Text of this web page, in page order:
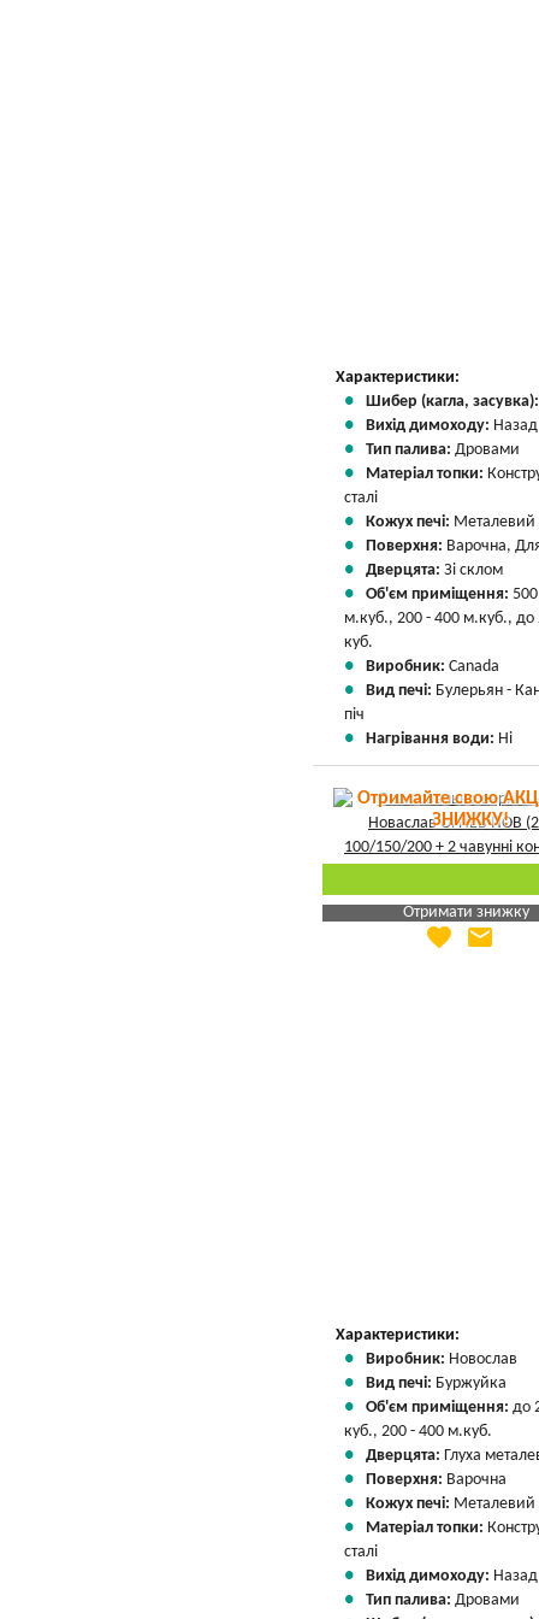
Характеристики:
Шибер (кагла,
Вихід димоходу: Назад
Тип палива: Дровами
Матеріал топки:
сталі
Кожух печі: Металевий
Поверхня: Варочна, Для
Дверцята: Зі склом
Об'єм приміщення:
м.куб., 200 - 400 м.куб., до
куб.
Виробник: Canada
Вид печі: Булерьян -
піч
Нагрівання води: Ні
Отримайте свою
ЗНИЖКУ!
Отримати знижку
Яка Ваша ціна
favorite email
Характеристики:
Виробник: Новослав
Вид печі: Буржуйка
Об'єм приміщення: до
куб., 200 - 400 м.куб.
Дверцята: Глуха
Поверхня: Варочна
Кожух печі: Металевий
Матеріал топки:
сталі
Вихід димоходу: Назад
Тип палива: Дровами